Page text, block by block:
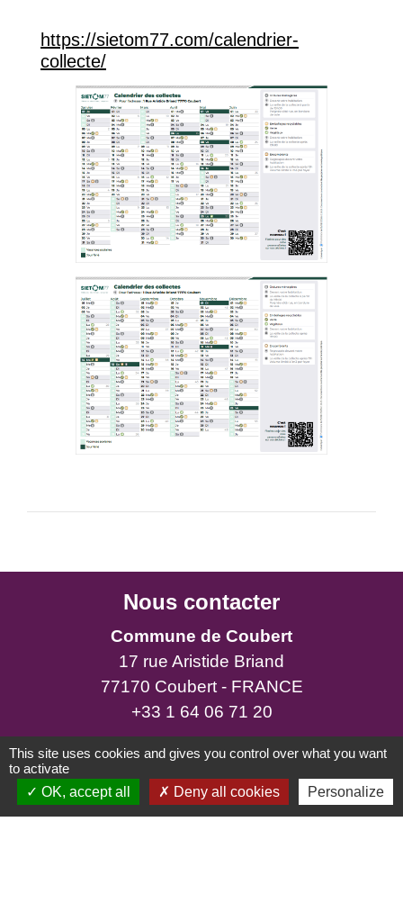
https://sietom77.com/calendrier-
collecte/
Nous contacter
Commune de Coubert
17 rue Aristide Briand
77170 Coubert - FRANCE
+33 1 64 06 71 20
Astreinte :+33 6 86 30 38 68
Horaires d’ouverture
This site uses cookies and gives you control over what you want
to activate
OK, accept all
Deny all cookies Personalize